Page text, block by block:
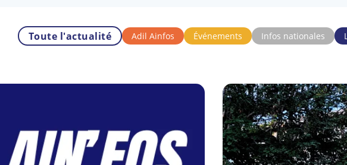
Toute l'actualité Adil Ainfos Événements Infos nationales